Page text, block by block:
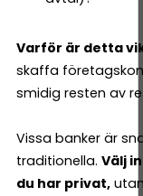
Varför är detta
skaffa
smidig resten av
Vissa banker är
traditionella. Välj
du har privat,